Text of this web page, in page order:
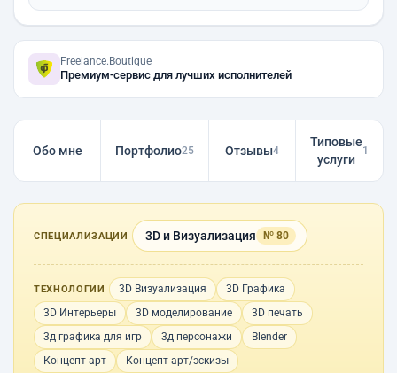
Freelance.Boutique
Премиум-сервис для лучших исполнителей
Обо мне Портфолио25 Отзывы4
Типовые
услуги
1
СПЕЦИАЛИЗАЦИИ 3D и Визуализация № 80
ТЕХНОЛОГИИ 3D Визуализация
3D Графика
3D Интерьеры
3D моделирование
3D печать
3д графика для игр
3д персонажи
Blender
Концепт-арт
Концепт-арт/эскизы